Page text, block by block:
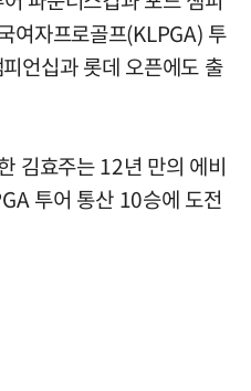
여자프로골프(KLPGA) 투
언십과 롯데 오픈에도 출
김효주는 12년 만의 에비
투어 통산 10승에 도전